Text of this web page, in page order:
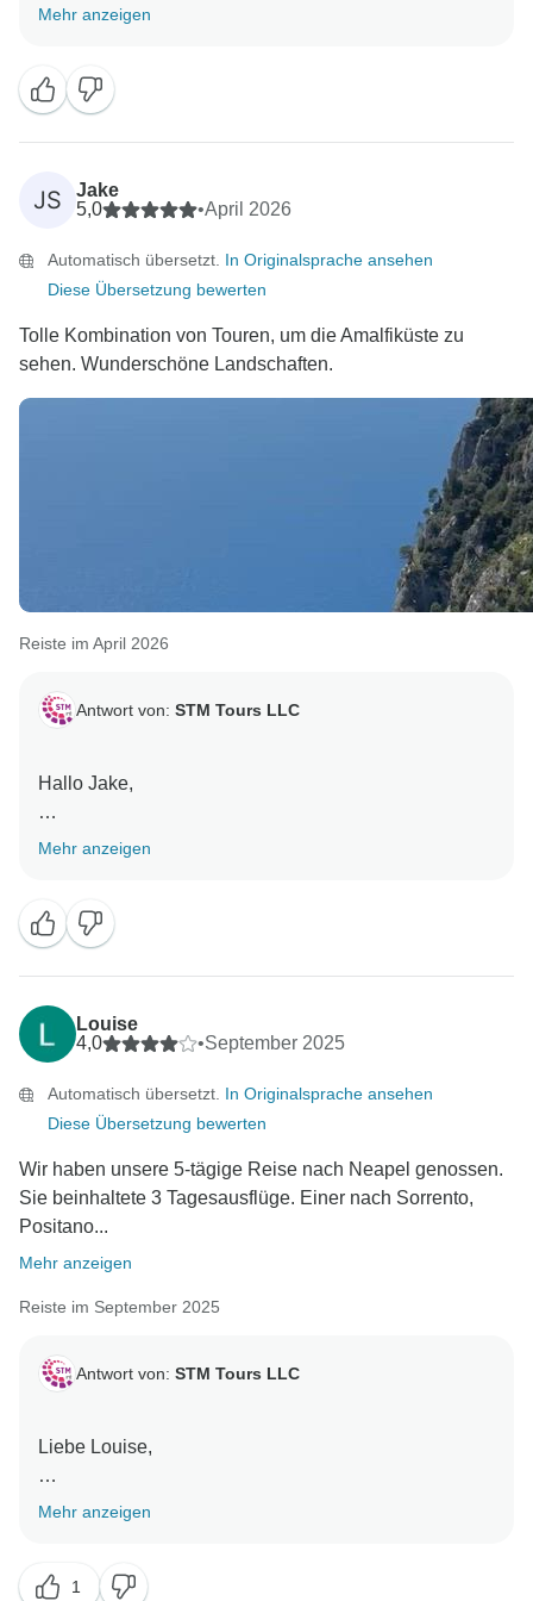
vielen Dank für Ihr freundliches Feedback. Wir freuen
Ihre Empfehlung bedeutet uns sehr viel, und wir
hoffen, dass wir Sie in Zukunft wieder unterstützen
können.
Mehr anzeigen
JS
Jake
5,0
•April 2026
Automatisch übersetzt. In Originalsprache ansehen
Diese Übersetzung bewerten
Tolle Kombination von Touren, um die Amalfiküste zu
sehen. Wunderschöne Landschaften.
Reiste im April 2026
Antwort von: STM Tours LLC
Hallo Jake,
vielen Dank für Ihr Feedback! Wir wissen das wirklich
Mit freundlichen Grüßen,
Remonda
Mehr anzeigen
Louise
4,0
•September 2025
Automatisch übersetzt. In Originalsprache ansehen
Diese Übersetzung bewerten
Wir haben unsere 5-tägige Reise nach Neapel genossen.
Sie beinhaltete 3 Tagesausflüge. Einer nach Sorrento,
Positano...
Mehr anzeigen
Reiste im September 2025
Antwort von: STM Tours LLC
Liebe Louise,
vielen Dank für Ihr ausführliches und konstruktives
Wir freuen uns zu hören, dass Sie die Organisation
Mehr anzeigen
1